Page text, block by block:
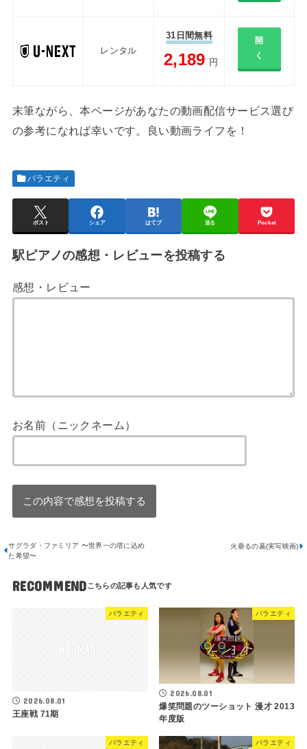
レンタル
31日間無料
2,189 円
開
く
末筆ながら、本ページがあなたの動画配信サービス選び
の参考になれば幸いです。良い動画ライフを！
バラエティ
ポスト シェア はてブ 送る Pocket
駅ピアノの感想・レビューを投稿する
感想・レビュー
お名前（ニックネーム）
サグラダ・ファミリア 〜世界一の塔に込め
た希望〜
火垂るの墓(実写映画)
RECOMMEND
バラエティ
2026.08.01
王座戦 71期
バラエティ
2026.08.01
爆笑問題のツーショット 漫才 2013
年度版
バラエティ バラエティ